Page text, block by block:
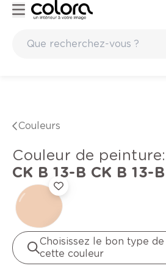
Couleurs
Couleur de peinture:
CK B 13-B CK B 13-B
Choisissez le bon type
cette couleur